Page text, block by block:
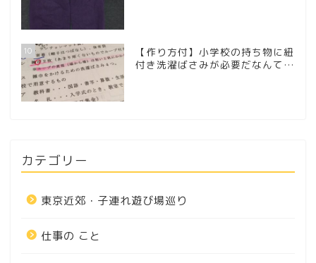
10
【作り方付】小学校の持ち物に紐
付き洗濯ばさみが必要だなんて…
カテゴリー
東京近郊・子連れ遊び場巡り
仕事の こと